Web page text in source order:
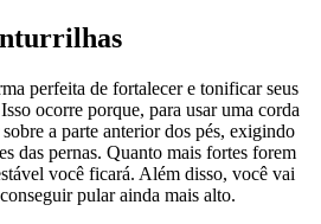
perfeita de fortalecer e tonificar seus
ocorre porque, para usar uma corda
a parte anterior dos pés, exigindo
das pernas. Quanto mais fortes forem
você ficará. Além disso, você vai
pular ainda mais alto.